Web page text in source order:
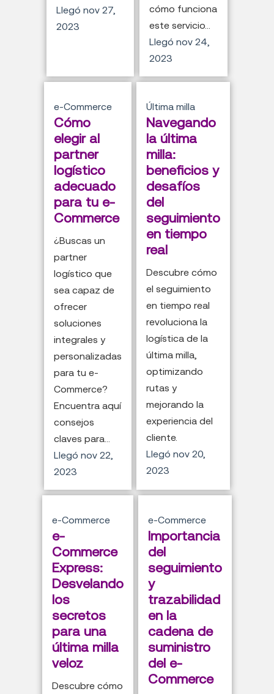
Llegónov 27,
2023
cómo funciona
este servicio...
Llegó nov 24,
2023
e-Commerce
Cómo
elegir al
partner
logístico
adecuado
para tu e-
Commerce
¿Buscas un
partner
logístico que
sea capaz de
ofrecer
soluciones
integrales y
personalizadas
para tu e-
Commerce?
Encuentra aquí
consejos
claves para...
Llegó nov 22,
2023
Última milla
Navegando
la última
milla:
beneficios y
desafíos
del
seguimiento
en tiempo
real
Descubre cómo
el seguimiento
en tiempo real
revoluciona la
logística de la
última milla,
optimizando
rutas y
mejorando la
experiencia del
cliente.
Llegónov 20,
2023
e-Commerce
e-
Commerce
Express:
Desvelando
los
secretos
para una
última milla
veloz
Descubre cómo
e-Commerce
Importancia
del
seguimiento
y
trazabilidad
en la
cadena de
suministro
del e-
Commerce